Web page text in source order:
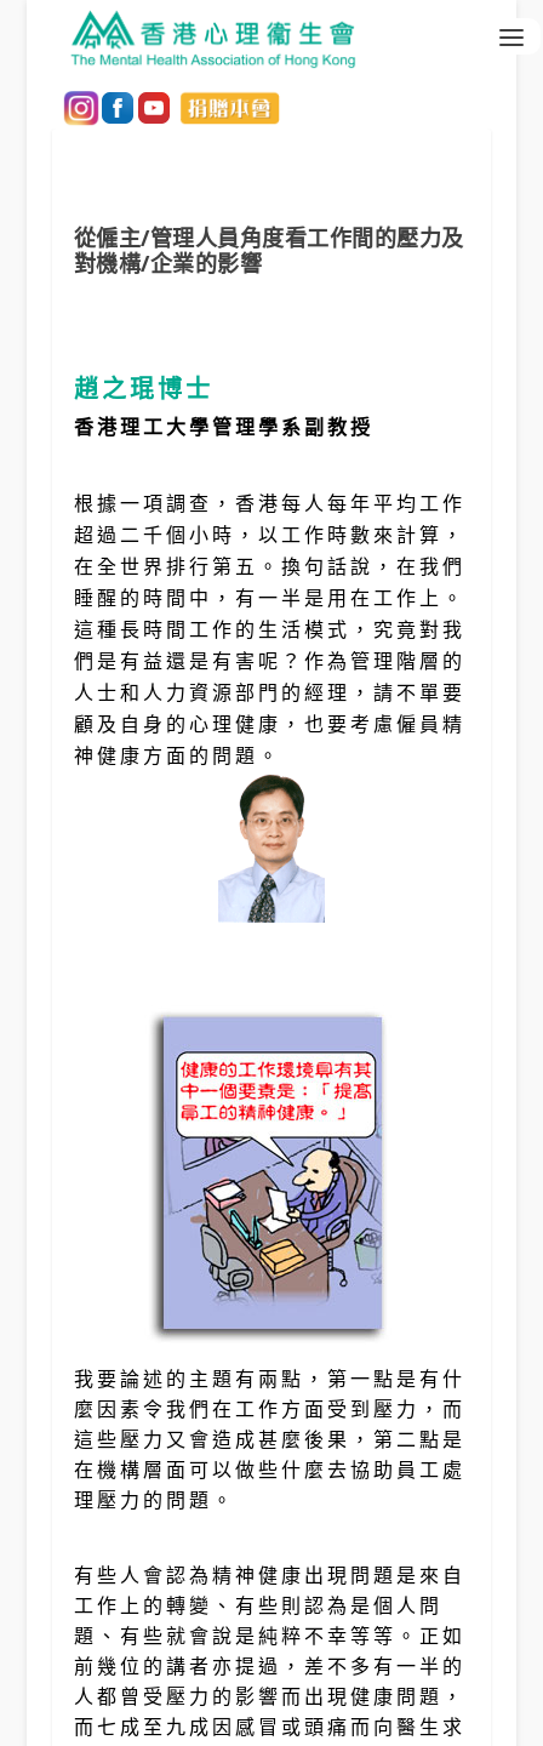
從僱主/管理人員角度看工作間的壓力及
對機構/企業的影響
趙之琨博士
香港理工大學管理學系副教授
根據一項調查，香港每人每年平均工作
超過二千個小時，以工作時數來計算，
在全世界排行第五。換句話說，在我們
睡醒的時間中，有一半是用在工作上。
這種長時間工作的生活模式，究竟對我
們是有益還是有害呢？作為管理階層的
人士和人力資源部門的經理，請不單要
顧及自身的心理健康，也要考慮僱員精
神健康方面的問題。
我要論述的主題有兩點，第一點是有什
麼因素令我們在工作方面受到壓力，而
這些壓力又會造成甚麼後果，第二點是
在機構層面可以做些什麼去協助員工處
理壓力的問題。
有些人會認為精神健康出現問題是來自
工作上的轉變、有些則認為是個人問
題、有些就會說是純粹不幸等等。正如
前幾位的講者亦提過，差不多有一半的
人都曾受壓力的影響而出現健康問題，
而七成至九成因感冒或頭痛而向醫生求